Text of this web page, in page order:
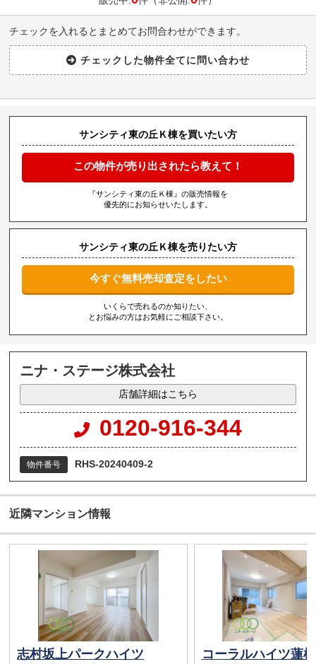
チェックを入れるとまとめてお問合わせができます。
サンシティ東の丘Ｋ棟を買いたい方
この物件が売り出されたら教えて！
『サンシティ東の丘Ｋ棟』の販売情報を
優先的にお知らせいたします。
サンシティ東の丘Ｋ棟を売りたい方
今すぐ無料売却査定をしたい
いくらで売れるのか知りたい、
とお悩みの方はお気軽にご相談下さい。
ニナ・ステージ株式会社
店舗詳細はこちら
0120-916-344
物件番号 RHS-20240409-2
近隣マンション情報
志村坂上パークハイツ コーラルハイツ蓮